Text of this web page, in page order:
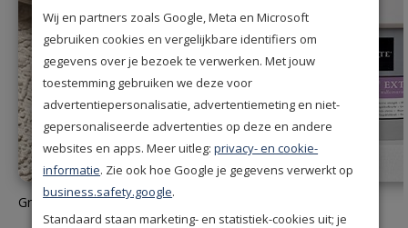
Gratis behang stalen aanvragen
Wij en partners zoals Google, Meta en Microsoft
gebruiken cookies en vergelijkbare identifiers om
gegevens over je bezoek te verwerken. Met jouw
toestemming gebruiken we deze voor
advertentiepersonalisatie, advertentiemeting en niet-
gepersonaliseerde advertenties op deze en andere
websites en apps. Meer uitleg:privacy- en cookie-
informatie. Zie ook hoe Google je gegevens verwerkt op
business.safety.google.
Standaard staan marketing- en statistiek-cookies uit; je